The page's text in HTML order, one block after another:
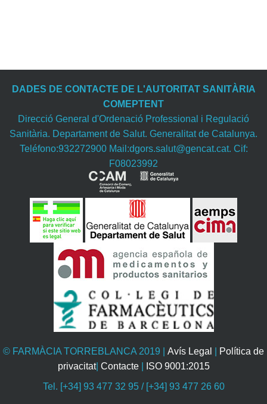
DADES DE CONTACTE DE L'AUTORITAT SANITÀRIA
COMEPTENT
Direcció General d'Ordenació Professional i Regulació
Sanitària. Departament de Salut. Generalitat de Catalunya.
Teléfono:932272900 Mail:dgors.salut@gencat.cat. Cif:
F08023992
© FARMÀCIA TORREBLANCA 2019 Avís Legal
Política de
privacitat| Contacte
ISO 9001:2015
Tel. [+34] 93 477 32 95 / [+34] 93 477 26 60